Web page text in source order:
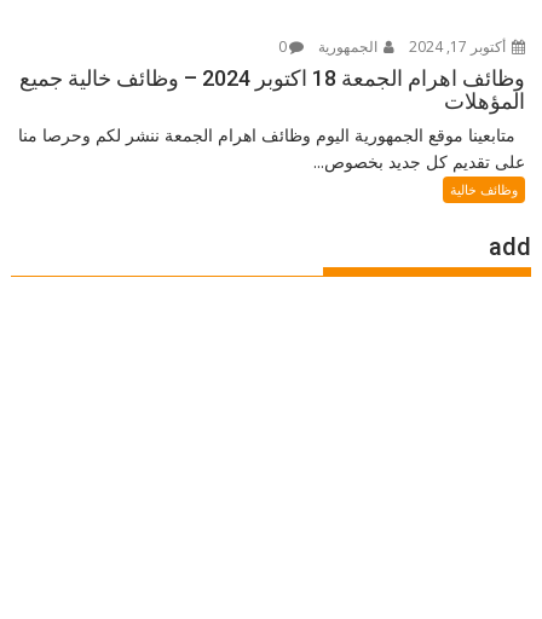
أكتوبر 17, 2024 الجمهورية 0
وظائف اهرام الجمعة 18 اكتوبر 2024 – وظائف خالية جميع
المؤهلات
متابعينا موقع الجمهورية اليوم وظائف اهرام الجمعة ننشر لكم وحرصا منا
على تقديم كل جديد بخصوص...
وظائف خالية
add